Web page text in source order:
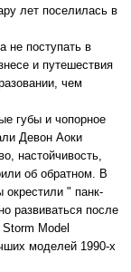
лет поселилась в
не поступать в
и путешествия
чем
губы и чопорное
Девон Аоки
настойчивость,
об обратном. В
" панк-
развиваться после
Storm Model
моделей 1990-х